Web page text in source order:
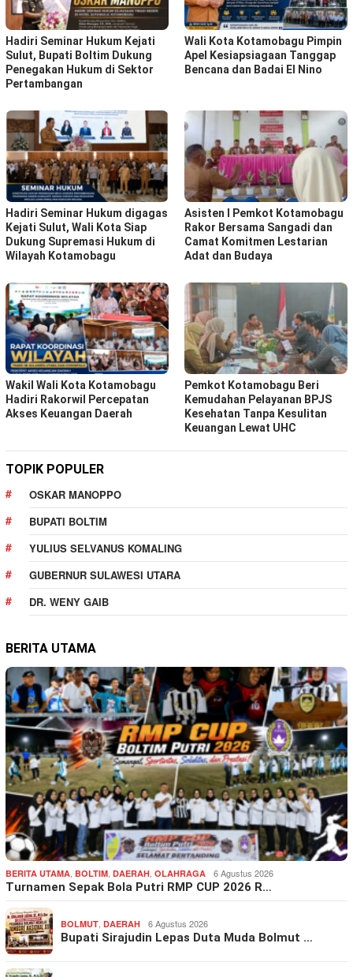
Hadiri Seminar Hukum Kejati
Sulut, Bupati Boltim Dukung
Penegakan Hukum di Sektor
Pertambangan
Wali Kota Kotamobagu Pimpin
Apel Kesiapsiagaan Tanggap
Bencana dan Badai El Nino
Hadiri Seminar Hukum digagas
Kejati Sulut, Wali Kota Siap
Dukung Supremasi Hukum di
Wilayah Kotamobagu
Asisten I Pemkot Kotamobagu
Rakor Bersama Sangadi dan
Camat Komitmen Lestarian
Adat dan Budaya
Wakil Wali Kota Kotamobagu
Hadiri Rakorwil Percepatan
Akses Keuangan Daerah
Pemkot Kotamobagu Beri
Kemudahan Pelayanan BPJS
Kesehatan Tanpa Kesulitan
Keuangan Lewat UHC
TOPIK POPULER
OSKAR MANOPPO
BUPATI BOLTIM
YULIUS SELVANUS KOMALING
GUBERNUR SULAWESI UTARA
DR. WENY GAIB
BERITA UTAMA
BERITA UTAMA BOLTIM DAERAH OLAHRAGA 6 Agustus 2026
Turnamen Sepak Bola Putri RMP CUP 2026 R…
BOLMUT DAERAH 6 Agustus 2026
Bupati Sirajudin Lepas Duta Muda Bolmut …